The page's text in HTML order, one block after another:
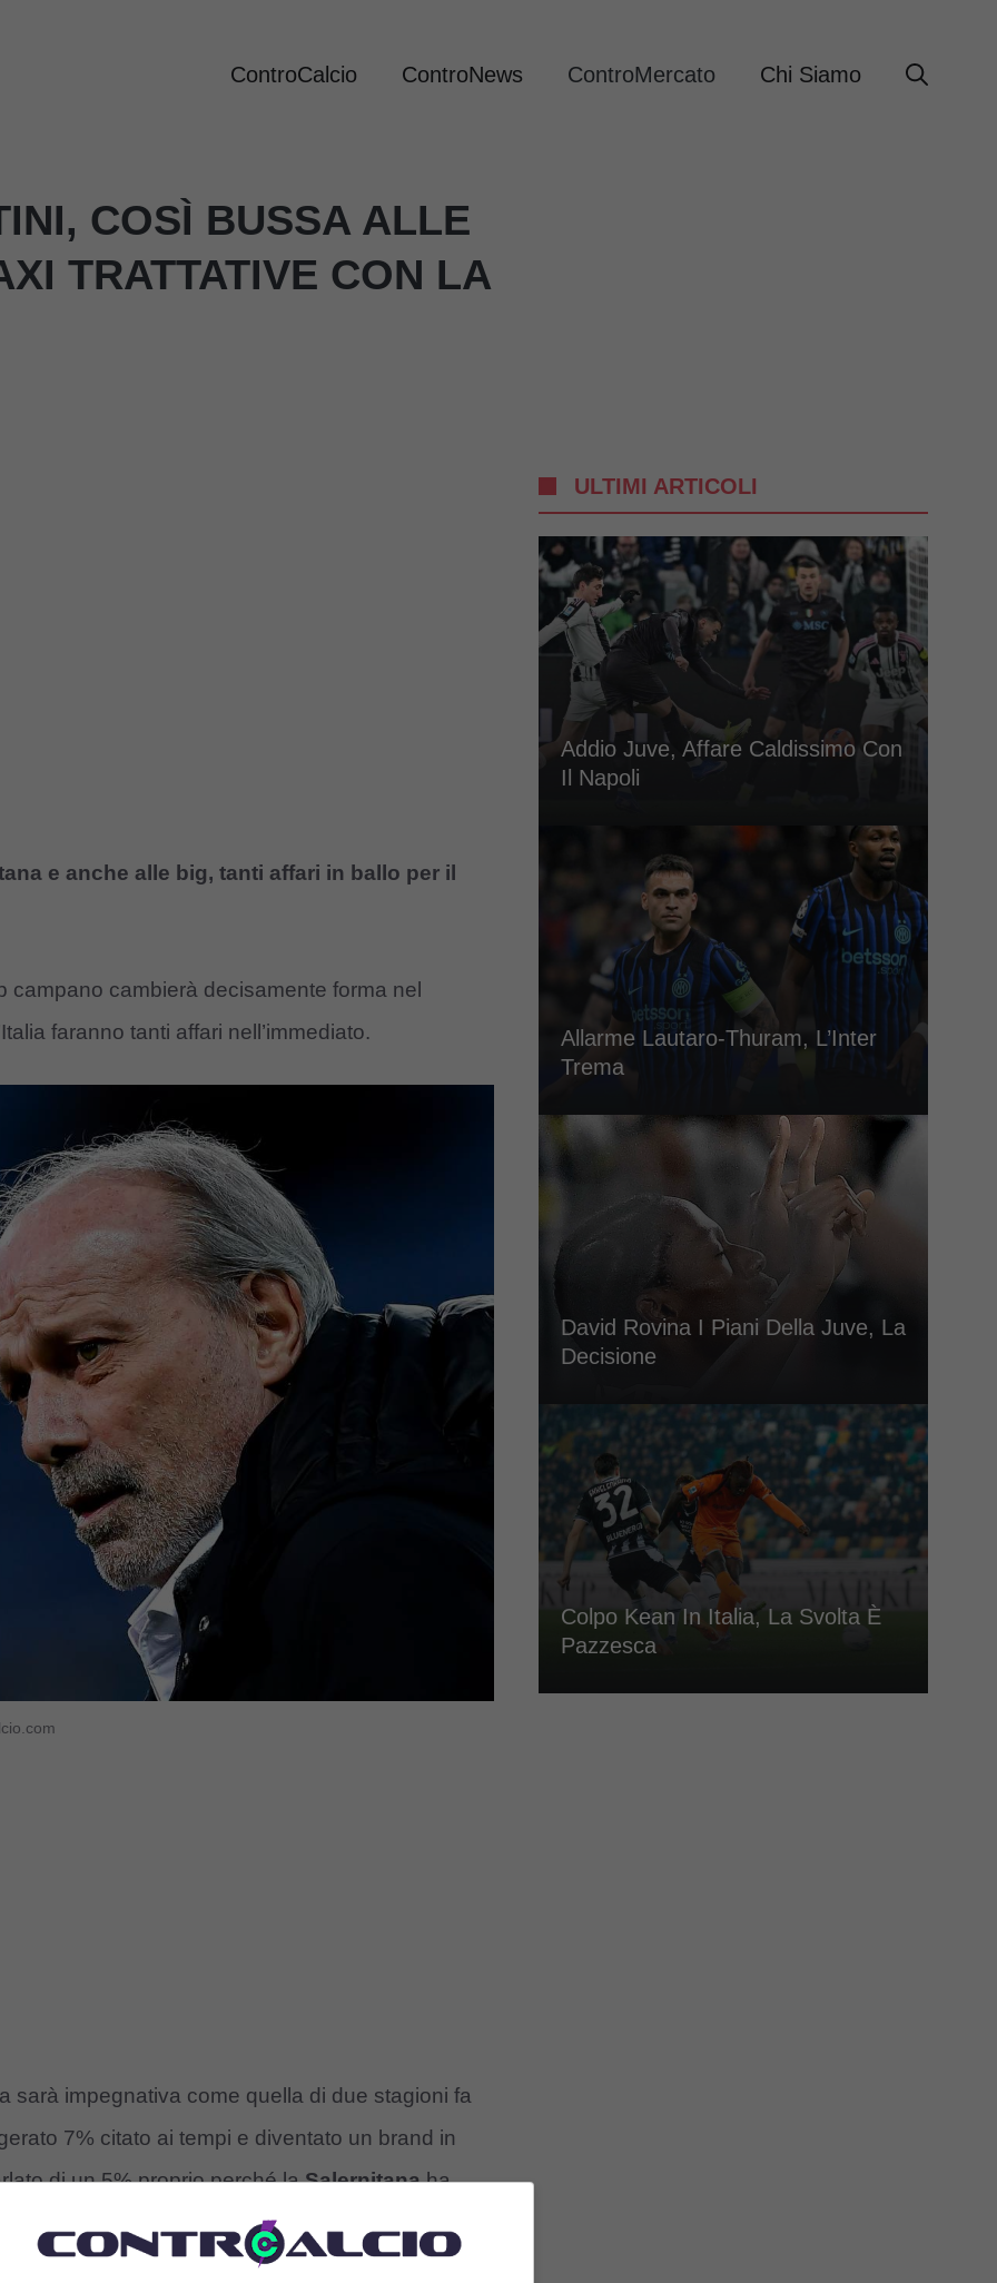
ControCalcio ControNews ControMercato Chi Siamo
COSÌ BUSSA ALLE
TRATTATIVE CON LA
e anche alle big, tanti affari in ballo per il
campano cambierà decisamente forma nel
faranno tanti affari nell’immediato.
sarà impegnativa come quella di due stagioni fa
7% citato ai tempi e diventato un brand in
di un 5% proprio perché laSalernitanaha
ULTIMI ARTICOLI
Addio Juve, Affare Caldissimo Con
Il Napoli
Allarme Lautaro-Thuram, L’Inter
Trema
David Rovina I Piani Della Juve, La
Decisione
Colpo Kean In Italia, La Svolta È
Pazzesca